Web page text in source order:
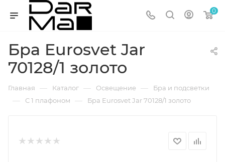
0
Бра Eurosvet Jar
70128/1 золото
Главная — Каталог — Освещение — Бра и подсветки
— С 1 плафоном — Бра Eurosvet Jar 70128/1 золото